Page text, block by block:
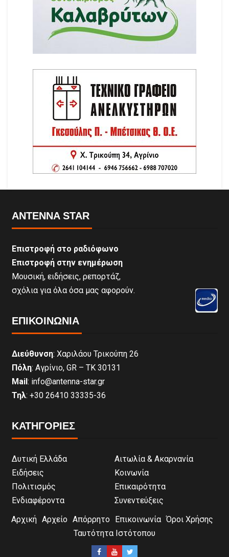
ANTENNA STAR
Επιστροφή στο ραδιόφωνο
Επιστροφή στην ενημέρωση
Μουσική, ειδήσεις, ρεπορτάζ,
σχόλια για όλα όσα μας αφορούν.
ΕΠΙΚΟΙΝΩΝΊΑ
Διεύθυνση: Χαριλάου Τρικούπη 26
Πόλη: Αγρίνιο, GR – ΤΚ 30131
Mail : info@antenna-star.gr
Τηλ: +30 26410 33335-36
ΚΑΤΗΓΟΡΙΕΣ
Δυτική Ελλάδα
Αιτωλία & Ακαρνανία
Ειδήσεις
Κοινωνία
Πολιτισμός
Επικαιρότητα
Ενδιαφέροντα
Συνεντεύξεις
Αρχική Αρχείο Απόρρητο Επικοινωνία Όροι Χρήσης
Ταυτότητα Ιστότοπου